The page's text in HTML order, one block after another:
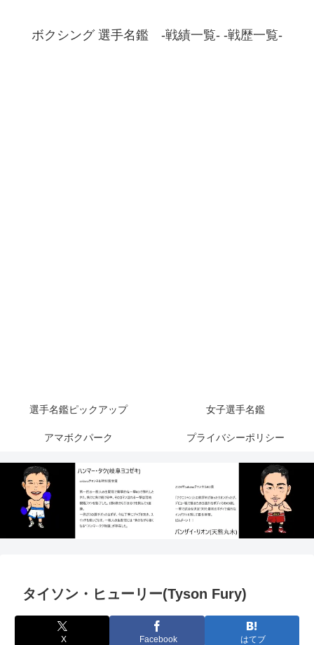
ボクシング 選手名鑑 -戦績一覧- -戦歴一覧-
選手名鑑ピックアップ 女子選手名鑑
アマボクパーク プライバシーポリシー
タイソン・ヒューリー(Tyson Fury)
X Facebook はてブ